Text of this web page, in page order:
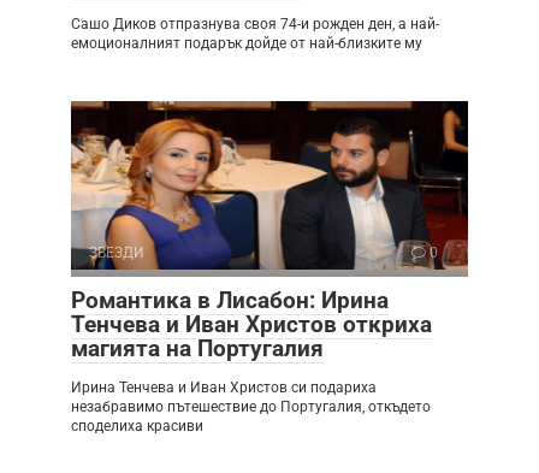
Сашо Диков отпразнува своя 74-и рожден ден, а най-
емоционалният подарък дойде от най-близките му
ЗВЕЗДИ 0
Романтика в Лисабон: Ирина
Тенчева и Иван Христов откриха
магията на Португалия
Ирина Тенчева и Иван Христов си подариха
незабравимо пътешествие до Португалия, откъдето
споделиха красиви